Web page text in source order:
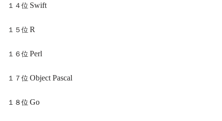
１４位 Swift
１５位 R
１６位 Perl
１７位 Object Pascal
１８位 Go